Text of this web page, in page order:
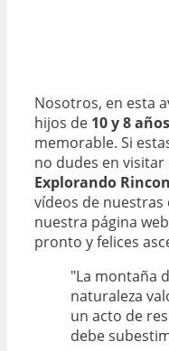
Nosotros, en esta
hijos de 10 y 8 años
memorable. Si
no dudes en visitar
Explorando
vídeos de
nuestra página
pronto y felices
"La montaña
naturaleza
un acto de
debe